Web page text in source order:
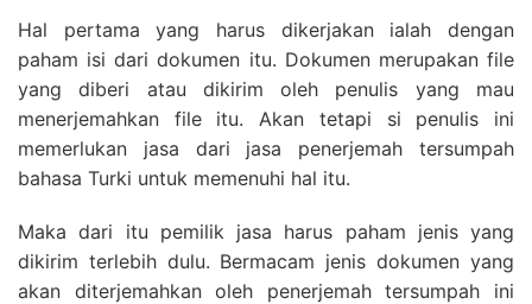
Hal pertama yang harus dikerjakan ialah dengan
paham isi dari dokumen itu. Dokumen merupakan file
yang diberi atau dikirim oleh penulis yang mau
menerjemahkan file itu. Akan tetapi si penulis ini
memerlukan jasa dari jasa penerjemah tersumpah
bahasa Turki untuk memenuhi hal itu.
Maka dari itu pemilik jasa harus paham jenis yang
dikirim terlebih dulu. Bermacam jenis dokumen yang
akan diterjemahkan oleh penerjemah tersumpah ini